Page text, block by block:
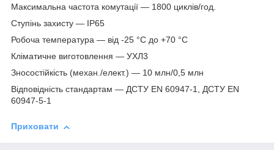
Максимальна частота комутації — 1800 циклів/год.
Ступінь захисту — IP65
Робоча температура — від -25 °C до +70 °C
Кліматичне виготовлення — УХЛ3
Зносостійкість (механ./елект.) — 10 млн/0,5 млн
Відповідність стандартам — ДСТУ EN 60947-1, ДСТУ EN
60947-5-1
Приховати